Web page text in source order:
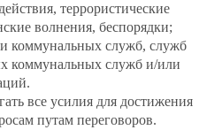
террористические
волнения, беспорядки;
коммунальных служб, служб
коммунальных служб и/или
все усилия для достижения
путам переговоров.